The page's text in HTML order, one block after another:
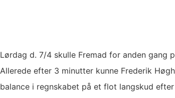
Lørdag d. 7/4 skulle Fremad for anden gang
Allerede efter 3 minutter kunne Frederik
balance i regnskabet på et flot langskud